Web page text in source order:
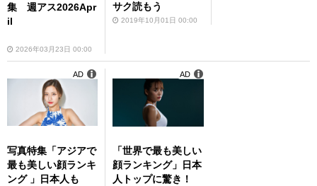
集 週アス2026Apr
il
2026年03月23日 00:00
サク読もう
2019年10月01日 00:00
写真特集「アジアで
最も美しい顔ランキ
ング 」日本人も
AD
「世界で最も美しい
顔ランキング」日本
人トップに驚き！
AD